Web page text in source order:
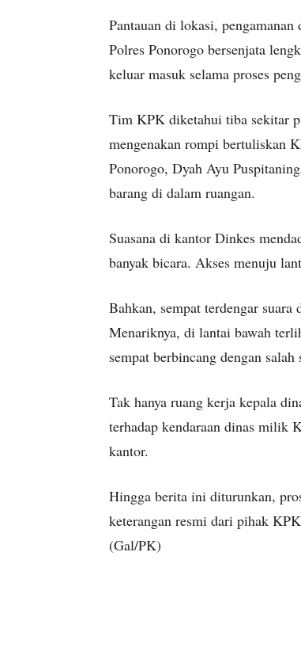
Pantauan di lokasi,
Polres Ponorogo bersenjata
keluar masuk selama proses
Tim KPK diketahui tiba sekitar
mengenakan rompi bertuliskan
Ponorogo, Dyah Ayu
barang di dalam ruangan.
Suasana di kantor Dinkes
banyak bicara. Akses menuju
Bahkan, sempat terdengar
Menariknya, di lantai bawah
sempat berbincang dengan
Tak hanya ruang kerja kepala
terhadap kendaraan dinas milik
kantor.
Hingga berita ini diturunkan,
keterangan resmi dari pihak
(Gal/PK)